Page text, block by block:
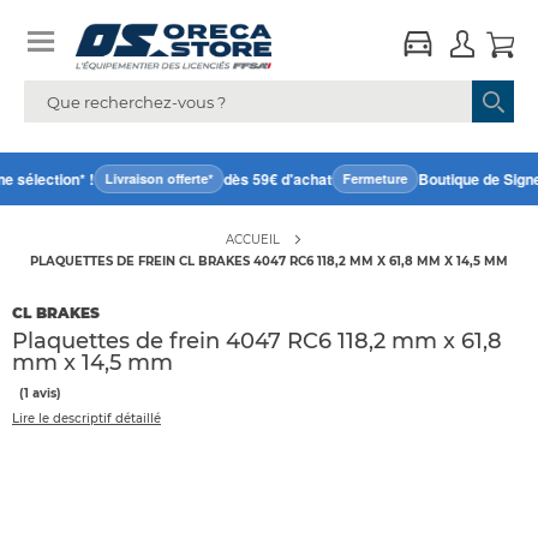
sélection* ! Livraison offerte* dès 59€ d'achat Fermeture Boutique de
ACCUEIL
PLAQUETTES DE FREIN CL BRAKES 4047 RC6 118,2 MM X 61,8 MM X 14,5 MM
CL BRAKES
Plaquettes de frein 4047 RC6 118,2 mm x 61,8
mm x 14,5 mm
(1 avis)
Lire le descriptif détaillé